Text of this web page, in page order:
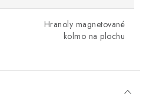
Hranoly magnetované
kolmo na plochu